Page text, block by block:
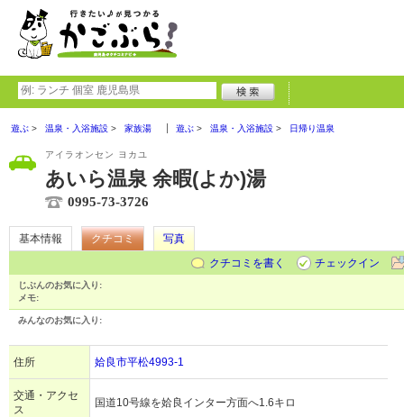
遊ぶ 温泉・入浴施設 家族湯 遊ぶ 温泉・入浴施設 日帰り温泉
アイラオンセン ヨカユ
あいら温泉 余暇(よか)湯
0995-73-3726
基本情報 クチコミ
写真
クチコミを書く
チェックイン
じぶんのお気に入り:
メモ:
みんなのお気に入り:
住所 姶良市平松4993-1
交通・アクセ
ス
国道10号線を姶良インター方面へ1.6キロ